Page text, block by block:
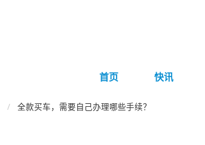
首页
快讯
全款买车，需要自己办理哪些手续？